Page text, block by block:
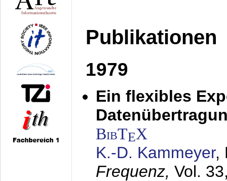
Publikationen
1979
Ein flexibles
BibTEX
K.-D. Kammeyer,
Frequenz, Vol.